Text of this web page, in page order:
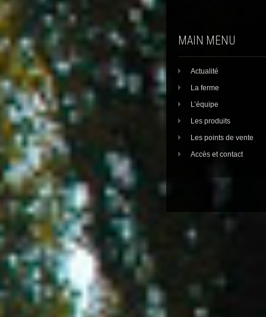
MAIN MENU
Actualité
La ferme
L’équipe
Les produits
Les points de vente
Accès et contact